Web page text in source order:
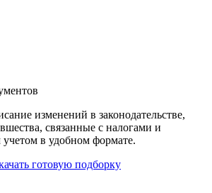
изменений в законодательстве,
связанные с налогами и
учетом в удобном формате.
готовую подборку